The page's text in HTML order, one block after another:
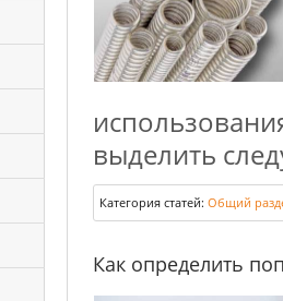
выделить
Категория статей: Общий
Как определить